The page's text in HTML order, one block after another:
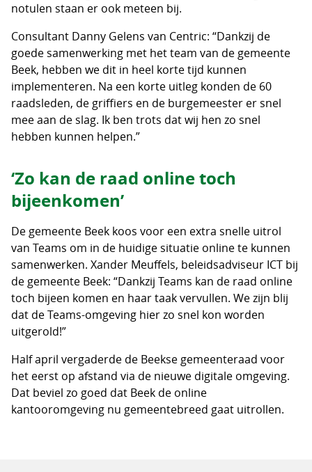
notulen staan er ook meteen bij.
Consultant Danny Gelens van Centric: “Dankzij de
goede samenwerking met het team van de gemeente
Beek, hebben we dit in heel korte tijd kunnen
implementeren. Na een korte uitleg konden de 60
raadsleden, de griffiers en de burgemeester er snel
mee aan de slag. Ik ben trots dat wij hen zo snel
hebben kunnen helpen.”
‘Zo kan de raad online toch
bijeenkomen’
De gemeente Beek koos voor een extra snelle uitrol
van Teams om in de huidige situatie online te kunnen
samenwerken. Xander Meuffels, beleidsadviseur ICT bij
de gemeente Beek: “Dankzij Teams kan de raad online
toch bijeen komen en haar taak vervullen. We zijn blij
dat de Teams-omgeving hier zo snel kon worden
uitgerold!”
Half april vergaderde de Beekse gemeenteraad voor
het eerst op afstand via de nieuwe digitale omgeving.
Dat beviel zo goed dat Beek de online
kantooromgeving nu gemeentebreed gaat uitrollen.